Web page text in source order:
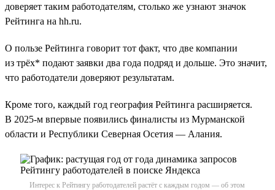
доверяет таким работодателям, столько же узнают значок
Рейтинга на hh.ru.
О пользе Рейтинга говорит тот факт, что две компании
из трёх* подают заявки два года подряд и дольше. Это значит,
что работодатели доверяют результатам.
Кроме того, каждый год география Рейтинга расширяется.
В 2025-м впервые появились финалисты из Мурманской
области и Республики Северная Осетия — Алания.
Интерес к Рейтингу работодателей растёт с каждым годом — об этом